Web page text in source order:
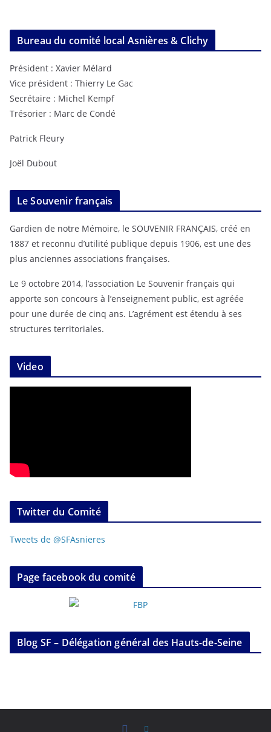
Bureau du comité local Asnières & Clichy
Président : Xavier Mélard
Vice président : Thierry Le Gac
Secrétaire : Michel Kempf
Trésorier : Marc de Condé
Patrick Fleury
Joël Dubout
Le Souvenir français
Gardien de notre Mémoire, le SOUVENIR FRANÇAIS, créé en
1887 et reconnu d’utilité publique depuis 1906, est une des
plus anciennes associations françaises.
Le 9 octobre 2014, l’association Le Souvenir français qui
apporte son concours à l’enseignement public, est agréée
pour une durée de cinq ans. L’agrément est étendu à ses
structures territoriales.
Video
Twitter du Comité
Tweets de @SFAsnieres
Page facebook du comité
Blog SF – Délégation général des Hauts-de-Seine